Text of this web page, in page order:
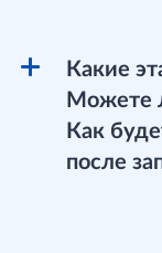
Какие
Можете
Как
после